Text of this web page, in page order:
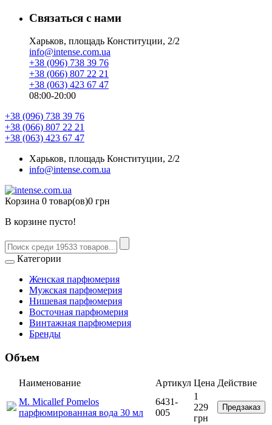
Связаться с нами
Харьков, площадь Конституции, 2/2
info@intense.com.ua
+38 (096) 738 39 76
+38 (066) 807 22 21
+38 (063) 423 67 47
08:00-20:00
+38 (096) 738 39 76
+38 (066) 807 22 21
+38 (063) 423 67 47
Харьков, площадь Конституции, 2/2
info@intense.com.ua
Корзина 0 товар(ов)0 грн
В корзине пусто!
Категории
Женская парфюмерия
Мужская парфюмерия
Нишевая парфюмерия
Восточная парфюмерия
Винтажная парфюмерия
Бренды
Объем
Наименование Артикул Цена Действие
M. Micallef Pomelos
парфюмированная вода 30 мл
6431-
005
1
229
грн
Предзаказ